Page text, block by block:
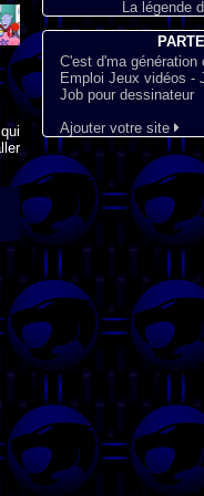
La légende
C'est d'ma
Emploi Jeux vidéos -
Job pour dessinateur
Ajouter votre site